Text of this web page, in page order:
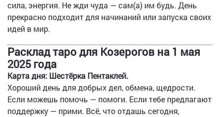
сила, энергия. Не жди чуда — сам(а) им будь. День
прекрасно подходит для начинаний или запуска своих
идей в мир.
Расклад таро для Козерогов на 1 мая
2025 года
Карта дня: Шестёрка Пентаклей.
Хороший день для добрых дел, обмена, щедрости.
Если можешь помочь — помоги. Если тебе предлагают
поддержку — прими. Всё, что отдашь сегодня,